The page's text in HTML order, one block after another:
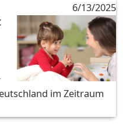
6/13/2025
im Zeitraum